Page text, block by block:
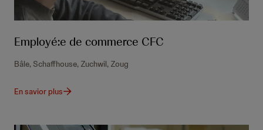
Employé:e de commerce CFC
Bâle, Schaffhouse, Zuchwil, Zoug
En savior plus